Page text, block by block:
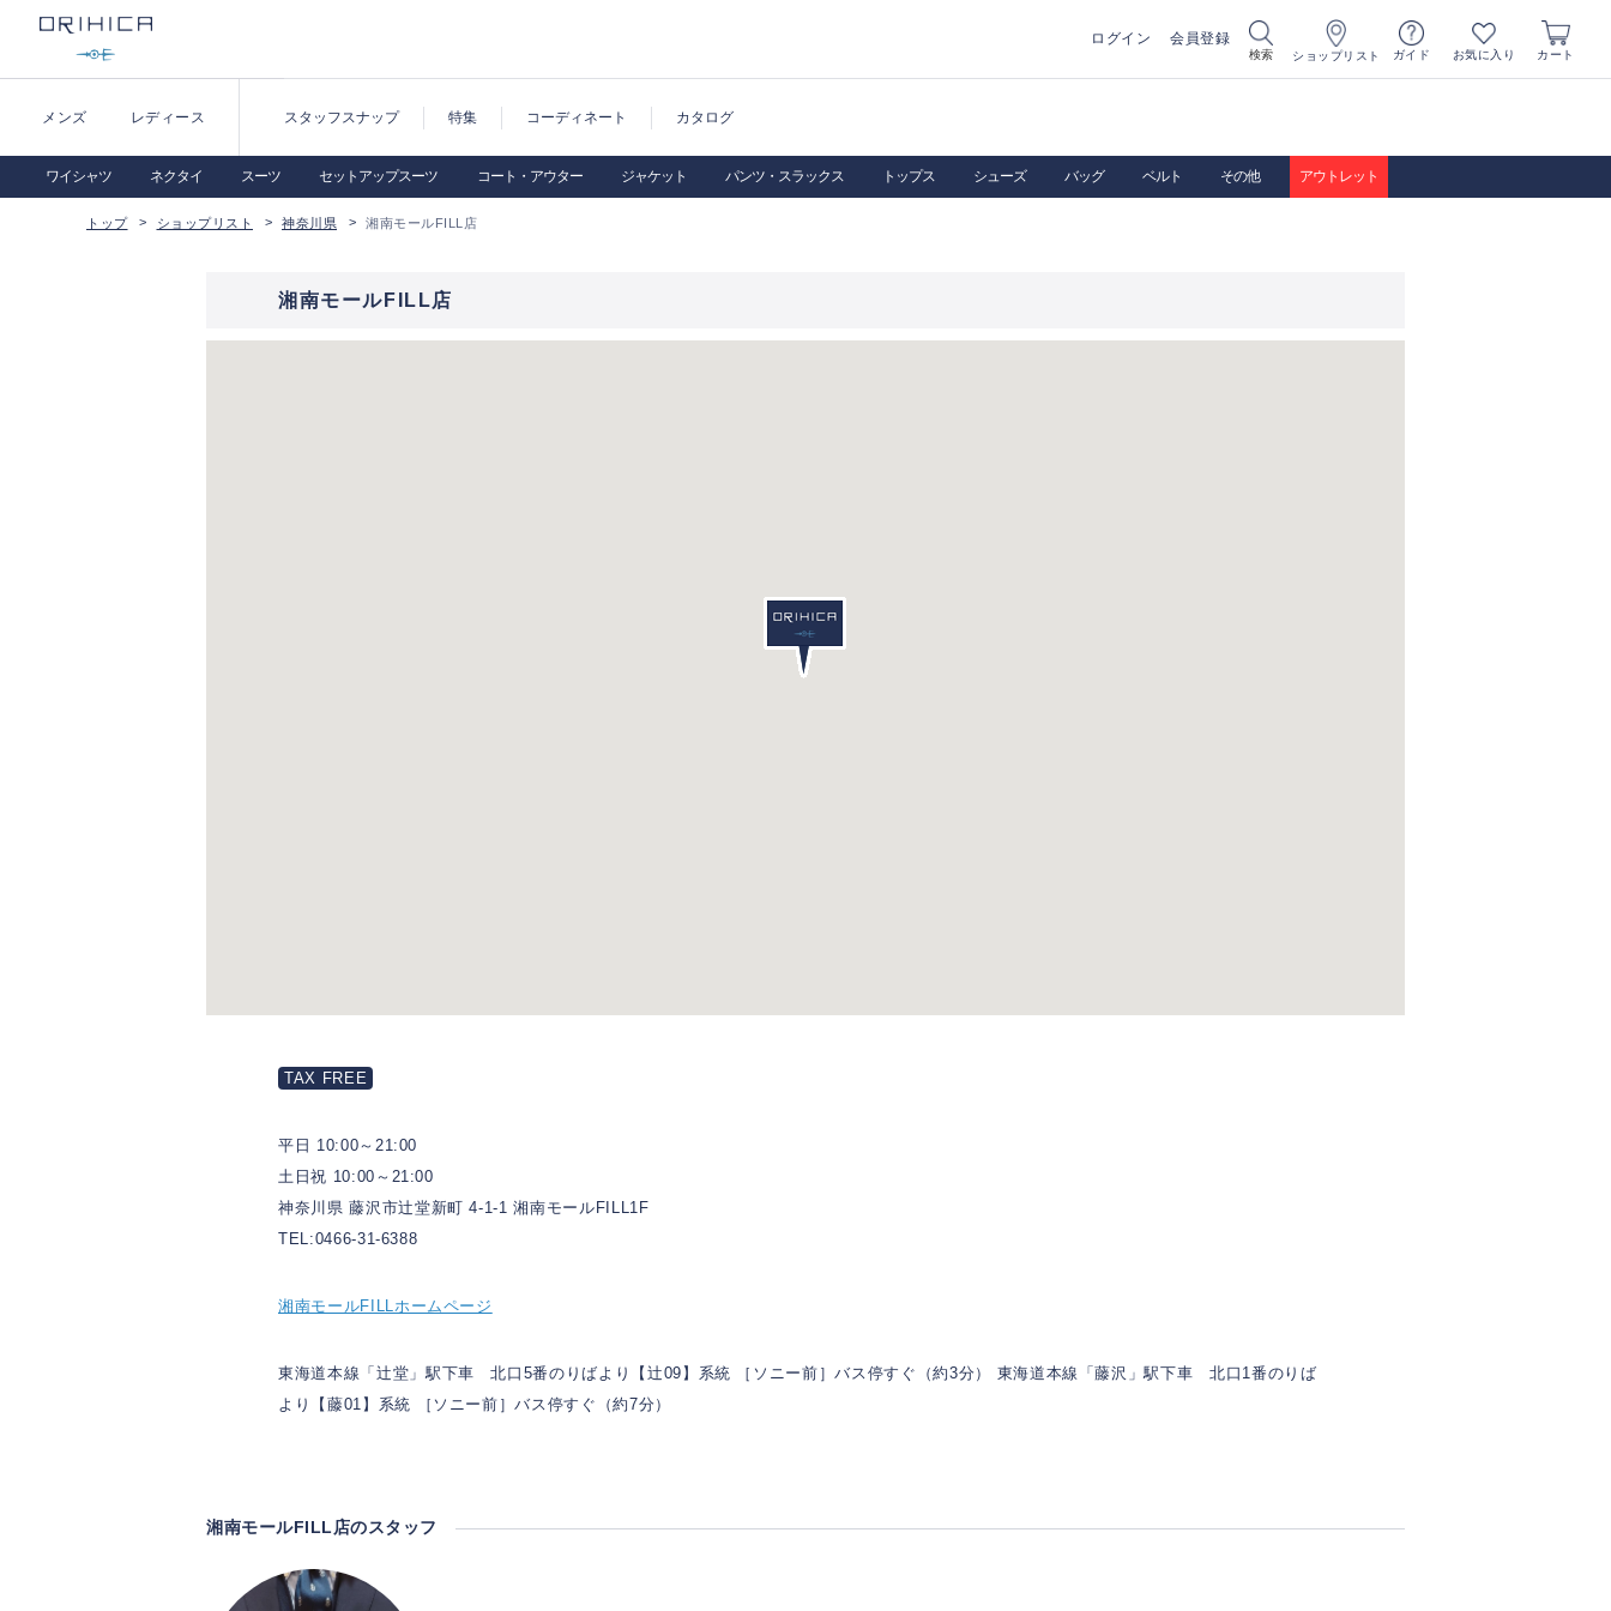
ログイン 会員登録
検索 ショップリスト ガイド お気に入り カート
メンズ レディース スタッフスナップ 特集 コーディネート カタログ
ワイシャツ ネクタイ スーツ セットアップスーツ コート・アウター ジャケット パンツ・スラックス トップス シューズ バッグ ベルト その他 アウトレット
トップ ショップリスト 神奈川県 湘南モールFILL店
湘南モールFILL店
TAX FREE
平日 10:00～21:00
土日祝 10:00～21:00
神奈川県 藤沢市辻堂新町 4-1-1 湘南モールFILL1F
TEL:0466-31-6388
湘南モールFILLホームページ
東海道本線「辻堂」駅下車 北口5番のりばより【辻09】系統 ［ソニー前］バス停すぐ（約3分） 東海道本線「藤沢」駅下車 北口1番のりば
より【藤01】系統 ［ソニー前］バス停すぐ（約7分）
湘南モールFILL店のスタッフ